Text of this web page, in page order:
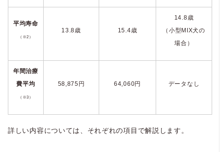
平均寿命
（※2）
13.8歳 15.4歳
14.8歳
（小型MIX犬の
場合）
年間治療
費平均
（※3）
58,875 円 64,060円 データなし
詳しい内容については、それぞれの項目で解説します。